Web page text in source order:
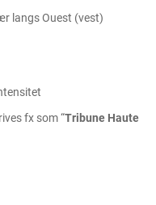
langs Ouest (vest)
fx som “Tribune Haute